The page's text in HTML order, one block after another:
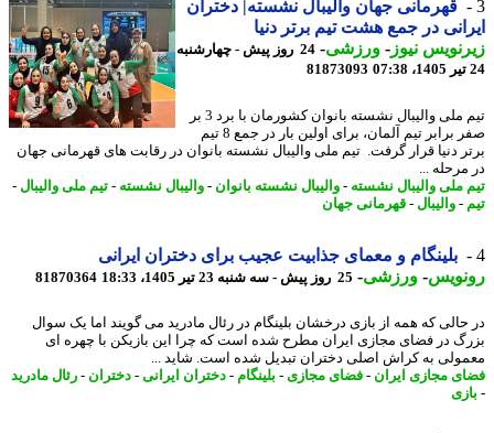
قهرمانی جهان والیبال نشسته| دختران
در جمع هشت تیم برتر دنیا
نیوز-ورزشی-
24 روز پیش - چهارشنبه
81873093
تیم ملی والیبال نشسته بانوان کشورمان با برد 3 بر
صفر برابر تیم آلمان، برای اولین بار در جمع 8 تیم
دنیا قرار گرفت. تیم ملی والیبال نشسته بانوان در رقابت های قهرمانی جهان
...
ملی والیبال نشسته-والیبال نشسته بانوان- والیبال نشسته-تیم ملی والیبال-
-والیبال-قهرمانی جهان
بلینگام و معمای جذابیت عجیب برای دختران ایرانی
-ورزشی-25 روز پیش - سه شنبه 23 تیر 1405، 18:33 81870364
که همه از بازی درخشان بلینگام در رئال مادرید می گویند اما یک سوال
در فضای مجازی ایران مطرح شده است که چرا این بازیکن با چهره ای
به کراش اصلی دختران تبدیل شده است. شاید ...
مجازی ایران - فضای مجازی- بلینگام-دختران ایرانی- دختران-
رئال مادرید